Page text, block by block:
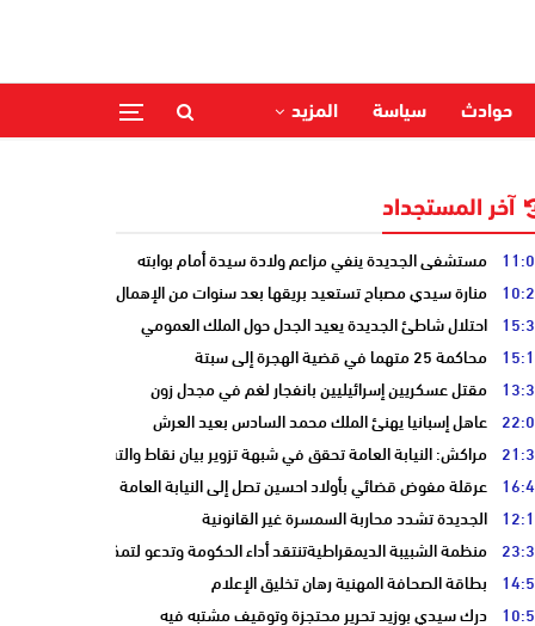
حوادث سياسة المزيد
آخر المستجداد
مستشفى الجديدة ينفي مزاعم ولادة سيدة أمام بوابته
منارة سيدي مصباح تستعيد بريقها بعد سنوات من الإهمال
احتلال شاطئ الجديدة يعيد الجدل حول الملك العمومي
محاكمة 25 متهما في قضية الهجرة إلى سبتة
مقتل عسكريين إسرائيليين بانفجار لغم في مجدل زون
عاهل إسبانيا يهنئ الملك محمد السادس بعيد العرش
مراكش: النيابة العامة تحقق في شبهة تزوير بيان نقاط والتشهير بطالب
عرقلة مفوض قضائي بأولاد احسين تصل إلى النيابة العامة
الجديدة تشدد محاربة السمسرة غير القانونية
منظمة الشبيبة الديمقراطيةتنتقد أداء الحكومة وتدعو لتمكين الشباب
بطاقة الصحافة المهنية رهان تخليق الإعلام
درك سيدي بوزيد تحرير محتجزة وتوقيف مشتبه فيه